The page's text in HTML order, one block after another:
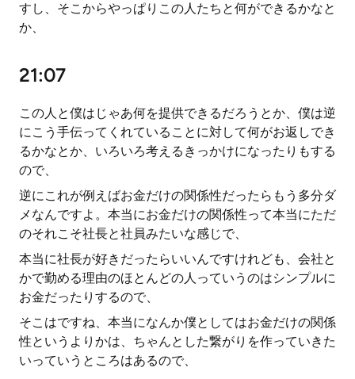
すし、そこからやっぱりこの人たちと何ができるかなと
か、
21:07
この人と僕はじゃあ何を提供できるだろうとか、僕は逆
にこう手伝ってくれていることに対して何がお返しでき
るかなとか、いろいろ考えるきっかけになったりもする
ので、
逆にこれが例えばお金だけの関係性だったらもう多分ダ
メなんですよ。本当にお金だけの関係性って本当にただ
のそれこそ社長と社員みたいな感じで、
本当に社長が好きだったらいいんですけれども、会社と
かで勤める理由のほとんどの人っていうのはシンプルに
お金だったりするので、
そこはですね、本当になんか僕としてはお金だけの関係
性というよりかは、ちゃんとした繋がりを作っていきた
いっていうところはあるので、